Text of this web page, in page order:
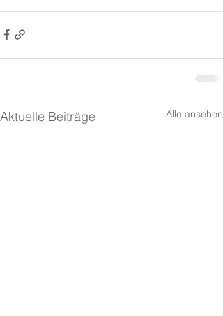
Aktuelle Beiträge Alle ansehen